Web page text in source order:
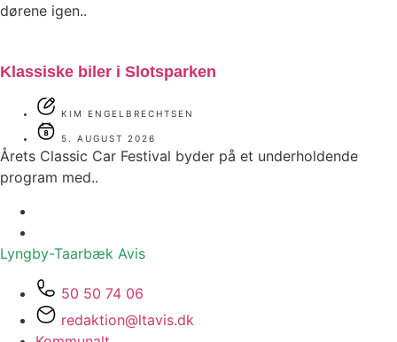
dørene igen..
Klassiske biler i Slotsparken
KIM ENGELBRECHTSEN
5. AUGUST 2026
Årets Classic Car Festival byder på et underholdende
program med..
Lyngby-Taarbæk Avis
50 50 74 06
redaktion@ltavis.dk